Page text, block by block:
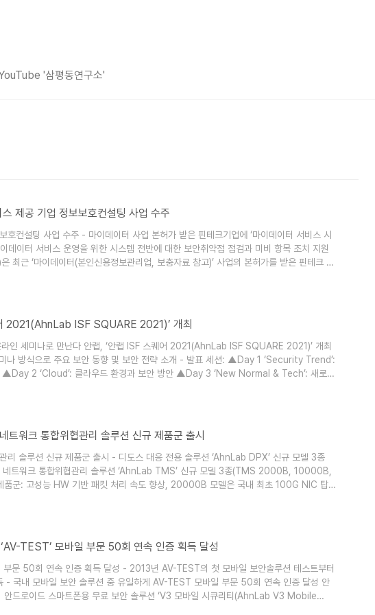
'삼평동연구소'
제공 기업 정보보호컨설팅 사업 수주
호컨설팅 사업 수주 - 마이데이터 사업 본허가 받은 핀테크기업에 ‘마이데이터 서비스 시
데이터 서비스 운영을 위한 시스템 전반에 대한 보안취약점 점검과 미비 항목 조치 지원
근 ‘마이데이터(본인신용정보관리업, 보충자료 참고)’ 사업의 본허가를 받은 핀테크 기
로 받아야하는 ‘마이데이터 서비스 시스템 보안 취약점 진단’을 수행한다. 안랩은 고객사
2021(AhnLab ISF SQUARE 2021)’ 개최
인 세미나로 만난다 안랩, ‘안랩 ISF 스퀘어 2021(AhnLab ISF SQUARE 2021)’ 개최
방식으로 주요 보안 동향 및 보안 전략 소개 - 발표 세션: ▲Day 1 ‘Security Trend’:
▲Day 2 ‘Cloud’: 클라우드 환경과 보안 방안 ▲Day 3 ‘New Normal & Tech’: 새로운
청 가능 안랩(대표 강석균, www.ahnlab.com )이..
워크 통합위협관리 솔루션 신규 제품군 출시
리 솔루션 신규 제품군 출시 - 디도스 대응 전용 솔루션 ‘AhnLab DPX’ 신규 모델 3종
워크 통합위협관리 솔루션 ‘AhnLab TMS’ 신규 모델 3종(TMS 2000B, 10000B,
군: 고성능 HW 기반 패킷 처리 속도 향상, 20000B 모델은 국내 최초 100G NIC 탑재
루션 ‘AhnLab DPX(이하 안랩 DPX)’와 네트워크 통합위협관리 솔루션 ‘AhnL..
TEST’ 모바일 부문 50회 연속 인증 획득 달성
부문 50회 연속 인증 획득 달성 - 2013년 AV-TEST의 첫 모바일 보안솔루션 테스트부터
- 국내 모바일 보안 솔루션 중 유일하게 AV-TEST 모바일 부문 50회 연속 인증 달성 안
드로이드 스마트폰용 무료 보안 솔루션 ‘V3 모바일 시큐리티(AhnLab V3 Mobile